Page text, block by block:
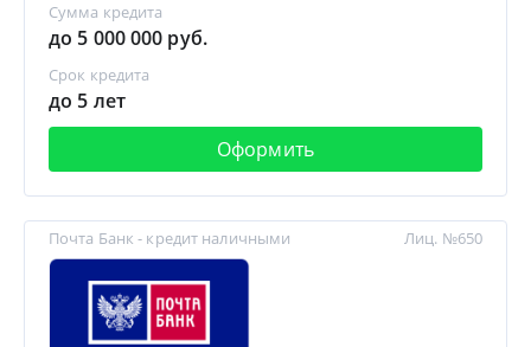
Сумма кредита
до 5 000 000 руб.
Срок кредита
до 5 лет
Оформить
Почта Банк - кредит наличными Лиц. №650